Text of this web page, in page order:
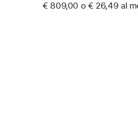
€ 809,00 o € 26,49 al